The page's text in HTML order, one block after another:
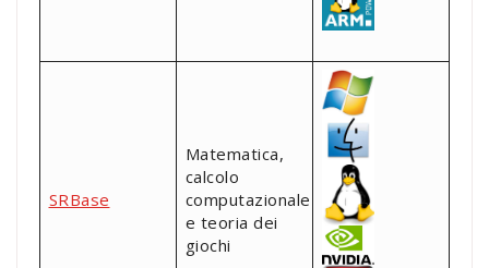
SRBase
Matematica,
calcolo
computazionale
e teoria dei
giochi